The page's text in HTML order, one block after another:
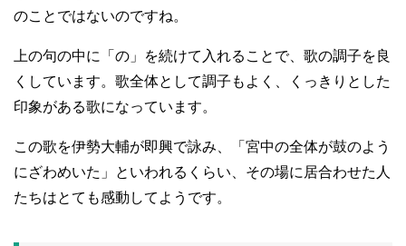
のことではないのですね。
上の句の中に「の」を続けて入れることで、歌の調子を良
くしています。歌全体として調子もよく、くっきりとした
印象がある歌になっています。
この歌を伊勢大輔が即興で詠み、「宮中の全体が鼓のよう
にざわめいた」といわれるくらい、その場に居合わせた人
たちはとても感動してようです。